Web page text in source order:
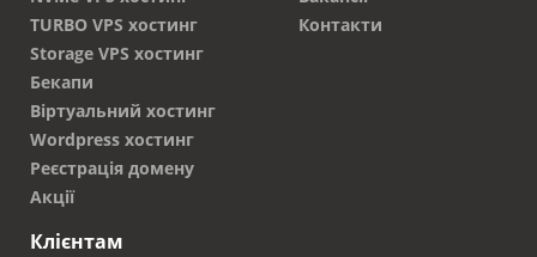
TURBO VPS хостинг
Storage VPS хостинг
Бекапи
Віртуальний хостинг
Wordpress хостинг
Реєстрація домену
Акції
Контакти
Клієнтам